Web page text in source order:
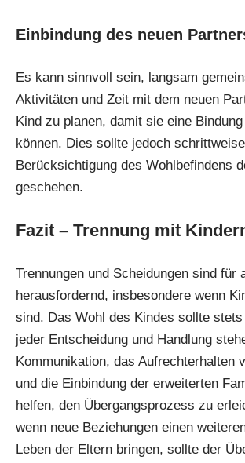
Einbindung des neuen
Es kann sinnvoll sein, langsam
Aktivitäten und Zeit mit dem neuen
Kind zu planen, damit sie eine
können. Dies sollte jedoch
Berücksichtigung des Wohlbefindens
geschehen.
Fazit – Trennung mit
Trennungen und Scheidungen sind für
herausfordernd, insbesondere wenn
sind. Das Wohl des Kindes sollte
jeder Entscheidung und Handlung
Kommunikation, das Aufrechterhalten
und die Einbindung der erweiterten
helfen, den Übergangsprozess zu
wenn neue Beziehungen einen
Leben der Eltern bringen, sollte der